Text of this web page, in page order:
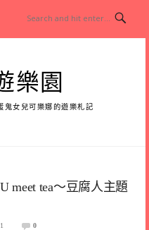
樂園
鬼女兒可樂娜的遊樂札記
meet tea～豆腐人主題
0